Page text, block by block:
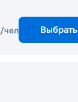
/чел Выбрать